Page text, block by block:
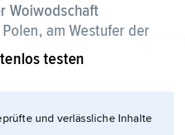
Woiwodschaft
am Westufer der
testen
und verlässliche Inhalte